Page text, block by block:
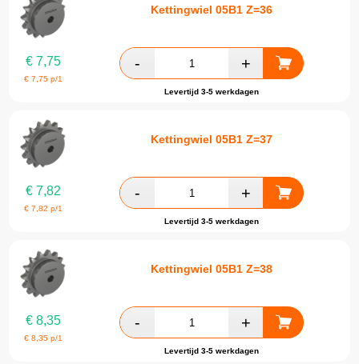
Kettingwiel 05B1 Z=36
€ 7,75
€7,75 p/1
Levertijd 3-5 werkdagen
Kettingwiel 05B1 Z=37
€ 7,82
€7,82 p/1
Levertijd 3-5 werkdagen
Kettingwiel 05B1 Z=38
€ 8,35
€8,35 p/1
Levertijd 3-5 werkdagen